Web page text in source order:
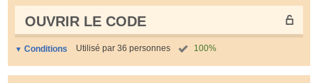
OUVRIR LE СODE
Conditions Utilisé par 36 personnes 100%